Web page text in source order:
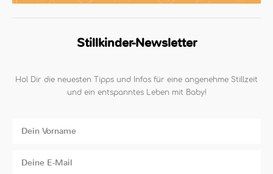
Stillkinder-Newsletter
Hol Dir die neuesten Tipps und Infos für eine angenehme Stillzeit
und ein entspanntes Leben mit Baby!